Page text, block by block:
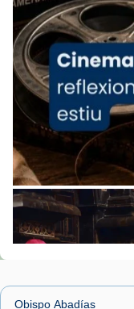
comitè
del Sant Pare
L’arquebisbe
Josep Omella,
concelebrat el
Mons. David
📸 Dr. G. Simón
Foto
View on Facebook
1 week ago